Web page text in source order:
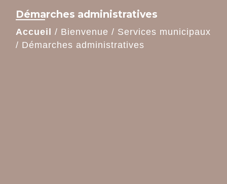
Démarches administratives
Accueil / Bienvenue / Services municipaux
/ Démarches administratives